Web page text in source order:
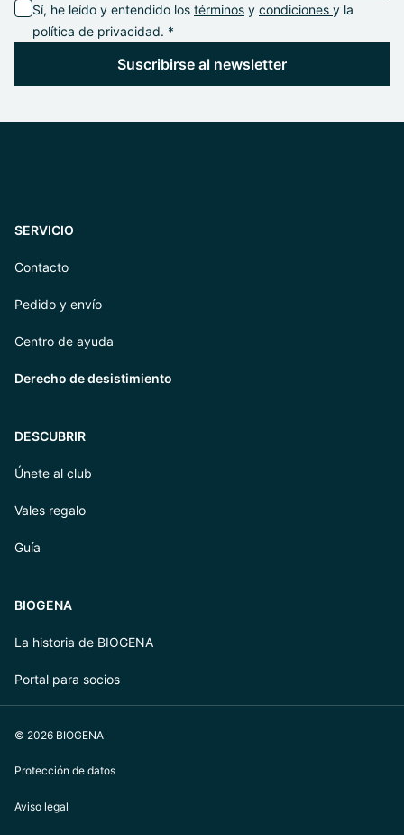
Sí, he leído y entendido los términos y condiciones y la
política de privacidad. *
Suscribirse al newsletter
SERVICIO
Contacto
Pedido y envío
Centro de ayuda
Derecho de desistimiento
DESCUBRIR
Únete al club
Vales regalo
Guía
BIOGENA
La historia de BIOGENA
Portal para socios
© 2026 BIOGENA
Protección de datos
Aviso legal